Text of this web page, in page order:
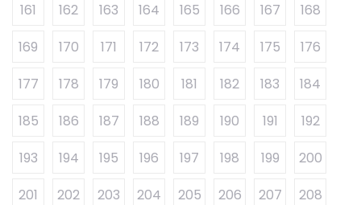
161
162 163 164 165 166 167
168
169
170 171 172 173 174 175
176
177
178 179 180 181 182 183
184
185
186 187 188 189 190 191
192
193
194 195 196 197 198 199
200
201
202 203 204 205 206 207
208